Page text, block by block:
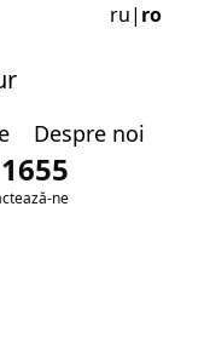
ru| ro
Despre noi
ne